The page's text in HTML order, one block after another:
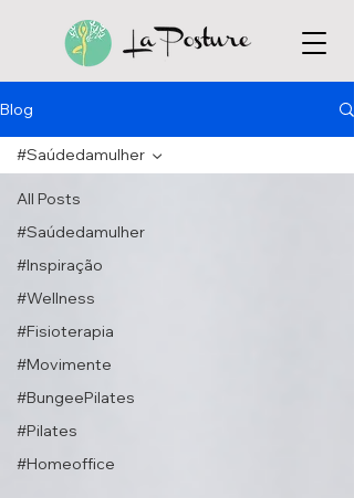
Blog
All Posts
#Saúdedamulher
#Inspiração
#Wellness
#Fisioterapia
#Movimente
#BungeePilates
#Pilates
#Homeoffice
#Saúdedamulher